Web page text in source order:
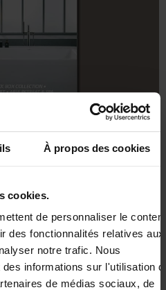
À propos des cookies
cookies.
de personnaliser le
des fonctionnalités relatives aux
notre trafic. Nous
des informations sur l'utilisation
de médias sociaux, de